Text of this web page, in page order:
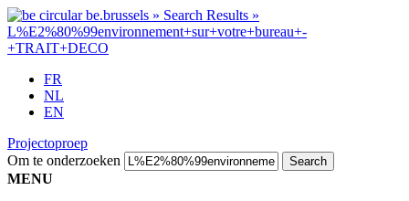
FR
NL
EN
Projectoproep
Om te onderzoeken
MENU